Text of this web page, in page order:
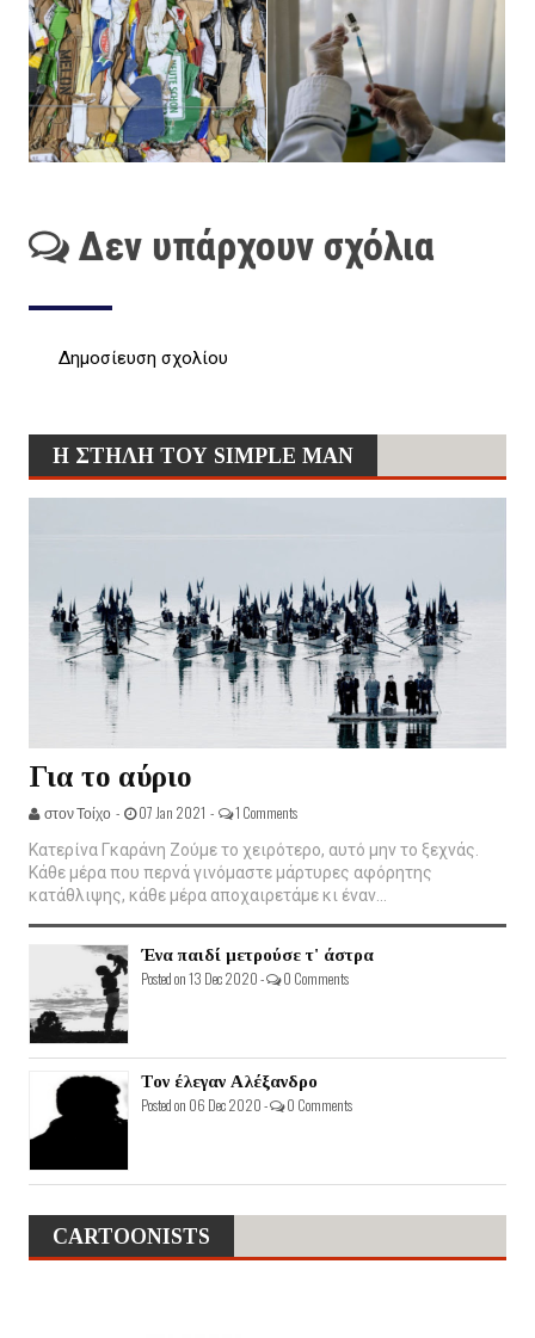
Δεν υπάρχουν σχόλια
Δημοσίευση σχολίου
Η ΣΤΗΛΗ ΤΟΥ SIMPLE MAN
Για το αύριο
στον Τοίχο - 07 Jan 2021 - 1 Comments
Κατερίνα Γκαράνη Ζούμε το χειρότερο, αυτό μην το ξεχνάς.
Κάθε μέρα που περνά γινόμαστε μάρτυρες αφόρητης
κατάθλιψης, κάθε μέρα αποχαιρετάμε κι έναν...
Ένα παιδί μετρούσε τ' άστρα
Posted on 13 Dec 2020 - 0 Comments
Τον έλεγαν Αλέξανδρο
Posted on 06 Dec 2020 - 0 Comments
CARTOONISTS